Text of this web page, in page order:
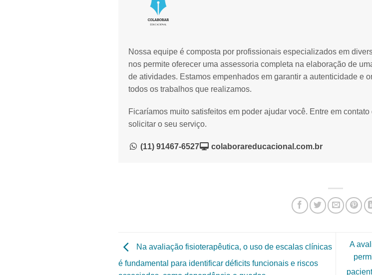
Nossa equipe é composta por profissionais especializados em
nos permite oferecer uma assessoria completa na elaboração de
de atividades. Estamos empenhados em garantir a autenticidade e
todos os trabalhos que realizamos.
Ficaríamos muito satisfeitos em poder ajudar você. Entre em contato
solicitar o seu serviço.
(11) 91467-6527 colaborareducacional.com.br
Na avaliação fisioterapêutica, o uso de escalas clínicas
é fundamental para identificar déficits funcionais e riscos
A